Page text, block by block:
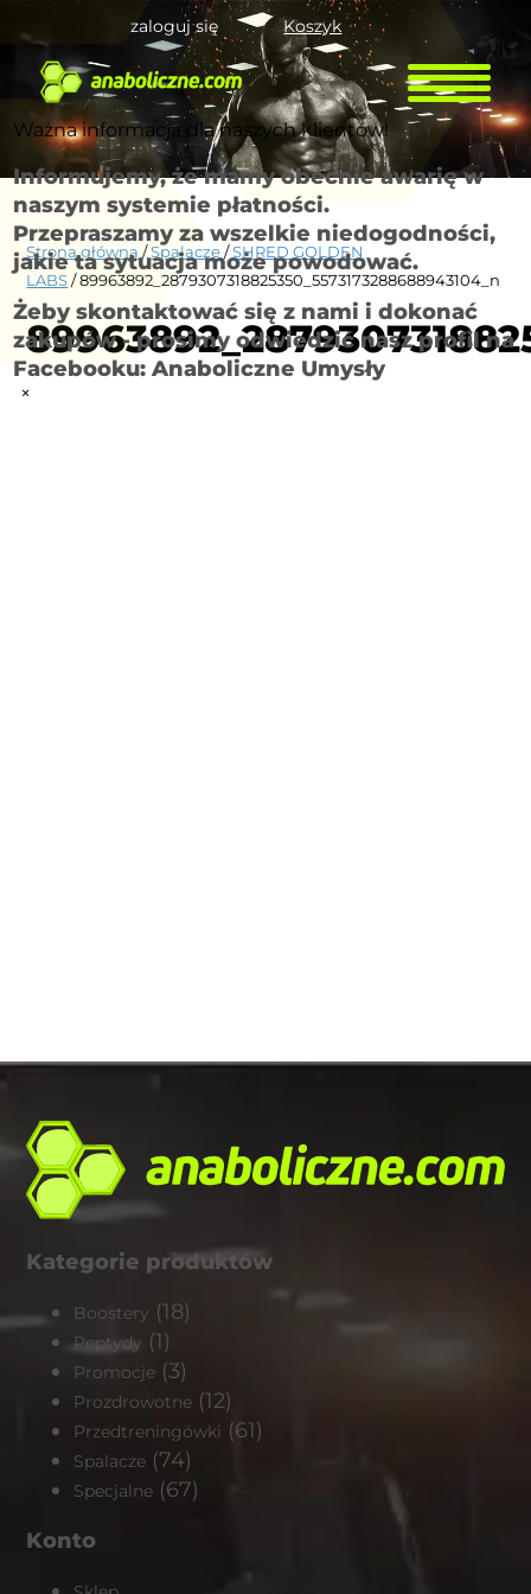
Koszyk
zaloguj się
Strona główna /Spalacze/SHRED GOLDEN
LABS/ 89963892_2879307318825350_5573173288688943104_n
Kategorie produktów
Boostery (18)
Peptydy (1)
Promocje (3)
Prozdrowotne (12)
Przedtreningówki (61)
Spalacze (74)
Specjalne (67)
Konto
Ważna informacja dla naszych klientów!
Informujemy, że mamy obecnie awarię w
naszym systemie płatności.
Przepraszamy za wszelkie niedogodności,
jakie ta sytuacja może powodować.
Żeby skontaktować się z nami i dokonać
zakupów - prosimy odwiedzić nasz profil na
Facebooku: Anaboliczne Umysły
×